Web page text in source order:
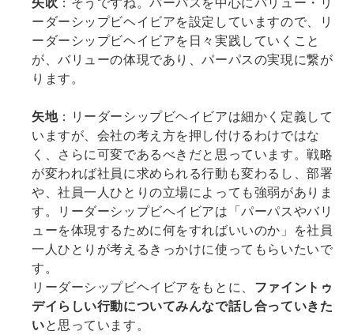
ーダーシップビヘイビアを設定していますので、リ
ーダーシップビヘイビアを日々実践していくこと
が、バリューの体現であり、パーパスの実現に繋が
ります。
矢地：リーダーシップビヘイビアは細かく定義して
いますが、会社の考え方を押し付けるわけではな
く、さらに可変であるべきだと思っています。戦略
が変われば社員に求められる行動も変わるし、部署
や、社員一人ひとりの立場によっても強弱がありま
す。リーダーシップビヘイビアは「パーパスやバリ
ューを体現するために何をすればいいのか」を社員
一人ひとりが考えるきっかけに使ってもらいたいで
す。
リーダーシップビヘイビアをもとに、 ファイントゥ
デイらしい行動についてみんなで話し合っていきた
いと思っています。